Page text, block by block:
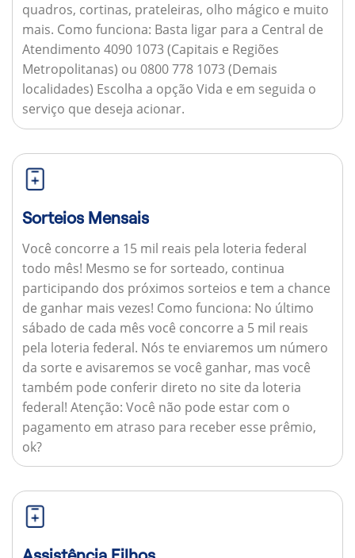
quadros, cortinas, prateleiras, olho mágico e muito
mais. Como funciona: Basta ligar para a Central de
Atendimento 4090 1073 (Capitais e Regiões
Metropolitanas) ou 0800 778 1073 (Demais
localidades) Escolha a opção Vida e em seguida o
serviço que deseja acionar.
Sorteios Mensais
Você concorre a 15 mil reais pela loteria federal
todo mês! Mesmo se for sorteado, continua
participando dos próximos sorteios e tem a chance
de ganhar mais vezes! Como funciona: No último
sábado de cada mês você concorre a 5 mil reais
pela loteria federal. Nós te enviaremos um número
da sorte e avisaremos se você ganhar, mas você
também pode conferir direto no site da loteria
federal! Atenção: Você não pode estar com o
pagamento em atraso para receber esse prêmio,
ok?